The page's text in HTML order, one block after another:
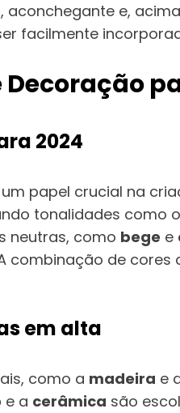
aconchegante e,
facilmente
2024
papel crucial na
tonalidades como o
neutras, como bege e
combinação de
em alta
como a madeira e
e a cerâmica são